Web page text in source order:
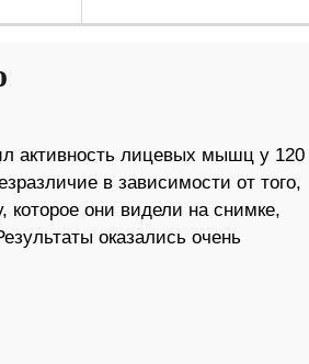
активность лицевых мышц у 120
в зависимости от того,
которое они видели на снимке,
оказались очень